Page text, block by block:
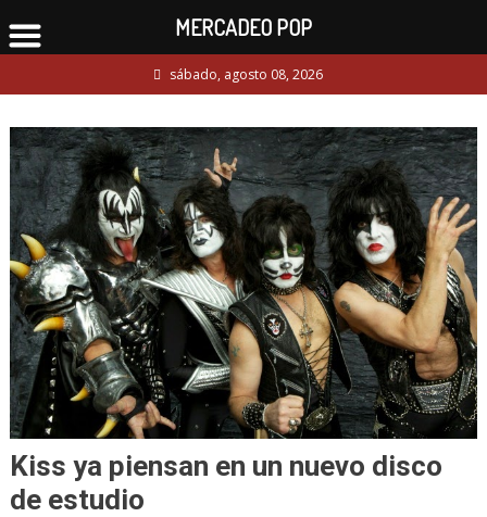
to
sábado, agosto 08, 2026
Kiss ya piensan en un nuevo disco
de estudio
MERCADEO POP